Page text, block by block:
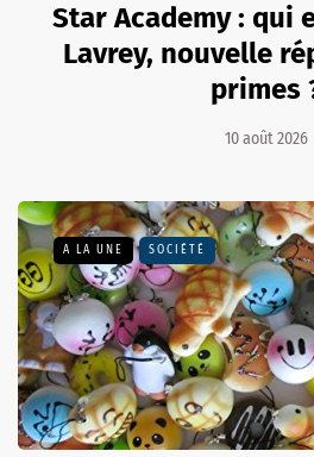
Star Academy : qui
Lavrey, nouvelle
primes
10 août 2026
A LA UNE SOCIÉTÉ